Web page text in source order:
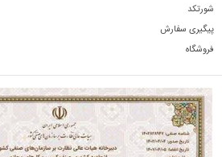
شورتکد
پیگیری سفارش
فروشگاه